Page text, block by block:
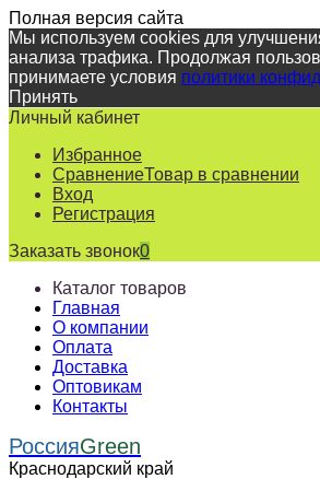
Полная версия сайта
Мы используем cookies для
анализа трафика. Продолжая
принимаете условия политики
Принять
Личный кабинет
Избранное
СравнениеТовар в сравнении
Вход
Регистрация
Заказать звонок0
Каталог товаров
Главная
О компании
Оплата
Доставка
Оптовикам
Контакты
РоссияGreen
Краснодарский край